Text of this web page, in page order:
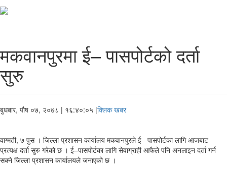
मकवानपुरमा ई– पासपोर्टको दर्ता
सुरु
बुधबार, पौष ०७, २०७८ | १६:४०:०५ |क्लिक खबर
वाग्मती, ७ पुस । जिल्ला प्रशासन कार्यालय मकवानपुरले ई– पासपोर्टका लागि आजबाट
प्रत्यक्ष दर्ता सुरु गरेको छ । ई–पासपोर्टका लागि सेवाग्राही आफैले पनि अनलाइन दर्ता गर्न
सक्ने जिल्ला प्रशासन कार्यालयले जनाएको छ ।